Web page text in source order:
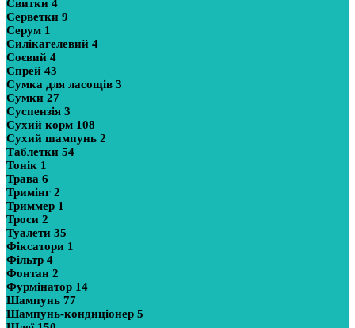
Свитки 4
Серветки 9
Серум 1
Силікагелевий 4
Соєвий 4
Спрей 43
Сумка для ласощів 3
Сумки 27
Суспензія 3
Сухий корм 108
Сухий шампунь 2
Таблетки 54
Тонік 1
Трава 6
Тримінг 2
Триммер 1
Троси 2
Туалети 35
Фіксатори 1
Фільтр 4
Фонтан 2
Фурмінатор 14
Шампунь 77
Шампунь-кондиціонер 5